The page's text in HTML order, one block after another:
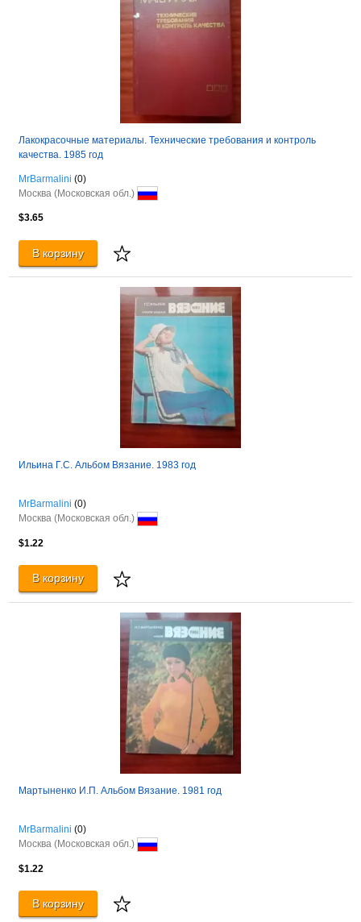
Лакокрасочные материалы. Технические требования и контроль
качества. 1985 год
MrBarmalini (0)
Москва (Московская обл.)
$3.65
В корзину
Ильина Г.С. Альбом Вязание. 1983 год
MrBarmalini (0)
Москва (Московская обл.)
$1.22
В корзину
Мартыненко И.П. Альбом Вязание. 1981 год
MrBarmalini (0)
Москва (Московская обл.)
$1.22
В корзину